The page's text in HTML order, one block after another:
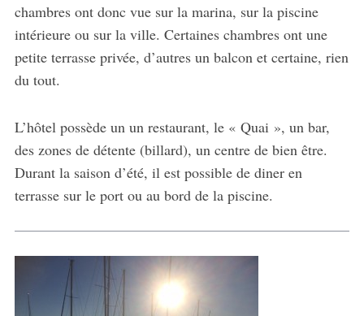
chambres ont donc vue sur la marina, sur la piscine
intérieure ou sur la ville. Certaines chambres ont une
petite terrasse privée, d’autres un balcon et certaine, rien
du tout.
L’hôtel possède un un restaurant, le « Quai », un bar,
des zones de détente (billard), un centre de bien être.
Durant la saison d’été, il est possible de diner en
terrasse sur le port ou au bord de la piscine.